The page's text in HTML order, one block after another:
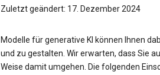
Zuletzt geändert: 17. Dezember 2024
Modelle für generative KI können Ihnen
und zu gestalten. Wir erwarten, dass Sie
Weise damit umgehen. Die folgenden